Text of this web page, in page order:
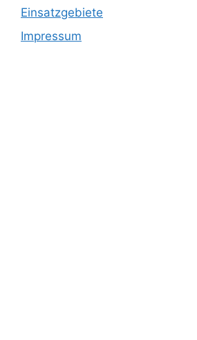
Einsatzgebiete
Impressum